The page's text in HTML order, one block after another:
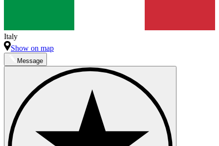
Italy
Show on map
Message